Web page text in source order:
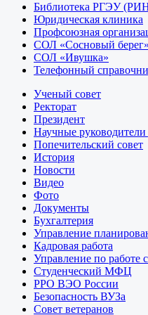
Библиотека РГЭУ
Юридическая клиника
Профсоюзная
СОЛ «Сосновый берег»
СОЛ «Ивушка»
Телефонный
Ученый совет
Ректорат
Президент
Научные руководители
Попечительский совет
История
Новости
Видео
Фото
Документы
Бухгалтерия
Управление
Кадровая работа
Управление по работе
Студенческий МФЦ
РРО ВЭО России
Безопасность ВУЗа
Совет ветеранов